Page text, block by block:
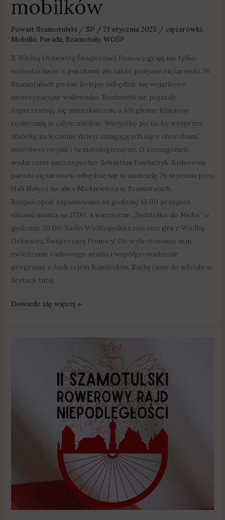
mobilków
Powiat Szamotulski/ SP / 21 stycznia 2025 / ciężarówki,
Mobilki, Parada, Szamotuły, WOŚP
Z Wielką Orkiestrą Świątecznej Pomocy grają nie tylko
wolontariusze z puszkami, ale także potężne ciężarówki. W
Szamotułach po raz kolejny odbędzie się wyjątkowe
motoryzacyjne widowisko. Rozświetlone pojazdy
zaprezentują się mieszkańcom, a ich głośne klaksony
rozbrzmią w całym mieście. Wszystko po to, by wesprzeć
zbiórkę na leczenie dzieci zmagających się z chorobami
nowotworowymi i hematologicznymi. O szczegółach
wydarzenia nasz reporter Sebastian Pawlaczyk. Kolorowa
parada ciężarówek odbędzie się w niedzielę 26 stycznia przy
Hali Nałęcz na ulicy Mickiewicza w Szamotułach.
Rozpoczęcie zaplanowano na godzinę 15.00 przejazd
ulicami miasta na 17.00, a wieczorne „Światełko do Nieba” o
godzinie 20.00. Radio Wielkopolska również gra z Wielką
Orkiestrą Świątecznej Pomocy! Do wylicytowania m.in.
zwiedzanie radiowego studia i współprowadzenie
programu z Andrzejem Kamińskim. Zachęcamy do udziału w
licytacji tutaj.
Dowiedz się więcej »
Niepodległości